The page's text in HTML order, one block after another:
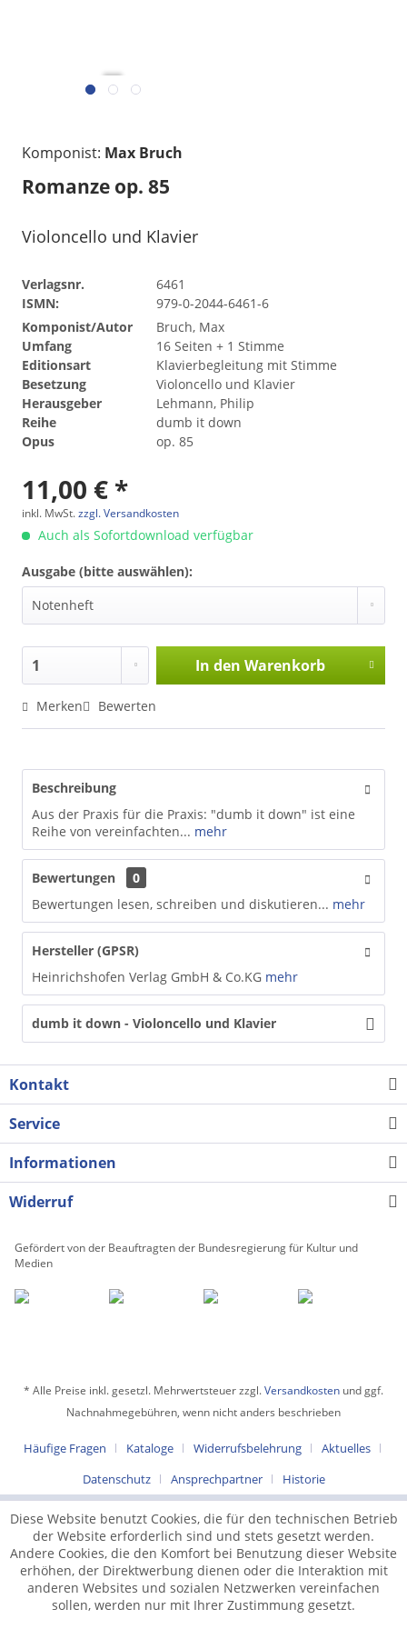
Komponist: Max Bruch
Romanze op. 85
Violoncello und Klavier
Verlagsnr.
6461
ISMN:
979-0-2044-6461-6
Komponist/Autor
Bruch, Max
Umfang
16 Seiten + 1 Stimme
Editionsart
Klavierbegleitung mit Stimme
Besetzung
Violoncello und Klavier
Herausgeber
Lehmann, Philip
Reihe
dumb it down
Opus
op. 85
11,00 € *
inkl. MwSt.zzgl. Versandkosten
Auch als Sofortdownload verfügbar
Ausgabe (bitte auswählen):
In den Warenkorb
Merken Bewerten
Beschreibung
Aus der Praxis für die Praxis: "dumb it down" ist eine
Reihe von vereinfachten... mehr
Bewertungen
0
Bewertungen lesen, schreiben und diskutieren... mehr
Hersteller (GPSR)
Heinrichshofen Verlag GmbH & Co.KG mehr
dumb it down - Violoncello und Klavier
Kontakt
Service
Informationen
Widerruf
Gefördert von der Beauftragten der Bundesregierung für Kultur und
Medien
* Alle Preise inkl. gesetzl. Mehrwertsteuer zzgl.Versandkosten und ggf.
Nachnahmegebühren, wenn nicht anders beschrieben
Häufige Fragen Kataloge Widerrufsbelehrung
Aktuelles
Datenschutz
Ansprechpartner Historie
Diese Website benutzt Cookies, die für den technischen Betrieb
der Website erforderlich sind und stets gesetzt werden.
Andere Cookies, die den Komfort bei Benutzung dieser Website
erhöhen, der Direktwerbung dienen oder die Interaktion mit
anderen Websites und sozialen Netzwerken vereinfachen
sollen, werden nur mit Ihrer Zustimmung gesetzt.